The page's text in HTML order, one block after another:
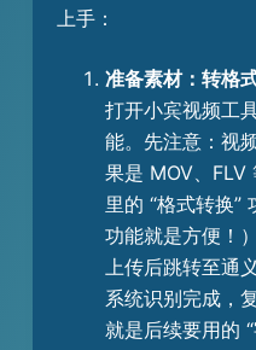
上手：
准备素材：转格
打开小宾视频工
能。先注意：视
果是 MOV、FLV
里的 “格式转换”
功能就是方便！）
上传后跳转至通
系统识别完成，
就是后续要用的 “